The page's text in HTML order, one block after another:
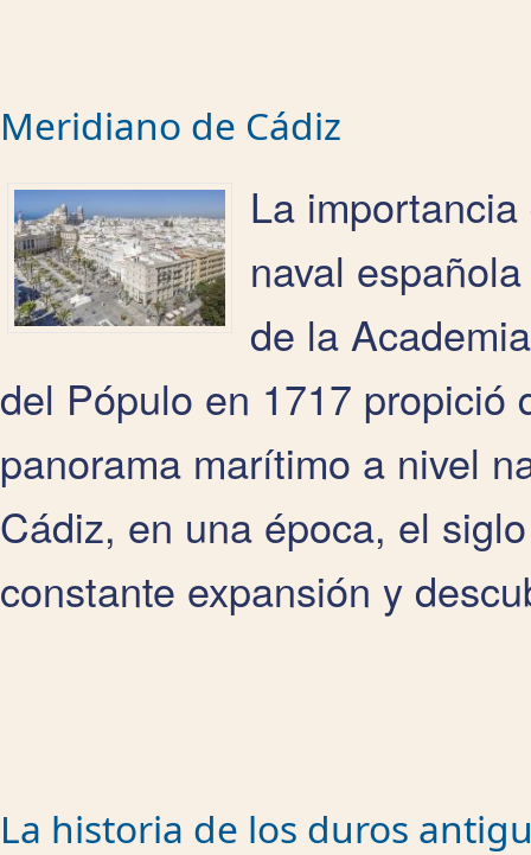
Meridiano de Cádiz
La
naval
de la
del Pópulo en 1717
panorama marítimo a nivel
Cádiz, en una época, el
constante expansión y
La historia de los duros